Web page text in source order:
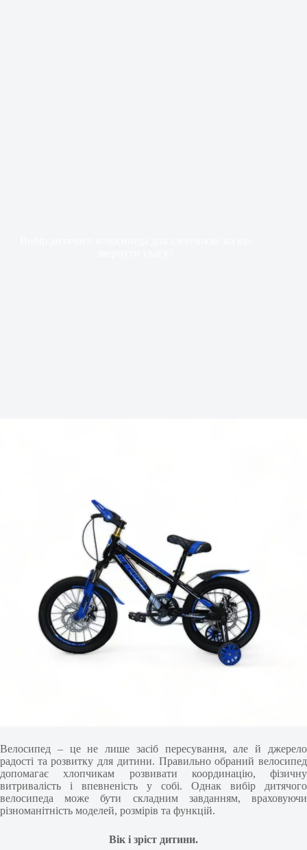
Велосипед – це не лише засіб пересування, але й джерело
радості та розвитку для дитини. Правильно обраний велосипед
допомагає хлопчикам розвивати координацію, фізичну
витривалість і впевненість у собі. Однак вибір дитячого
велосипеда може бути складним завданням, враховуючи
різноманітність моделей, розмірів та функцій.
Вік і зріст дитини.